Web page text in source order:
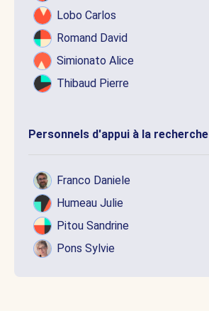
Lobo Carlos
Romand David
Simionato Alice
Thibaud Pierre
Personnels d'appui à la recherche
Franco Daniele
Humeau Julie
Pitou Sandrine
Pons Sylvie